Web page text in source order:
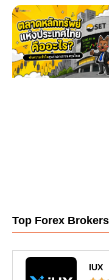
Top Forex Brokers
IUX